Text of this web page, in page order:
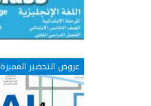
عروض التحضير المميزة